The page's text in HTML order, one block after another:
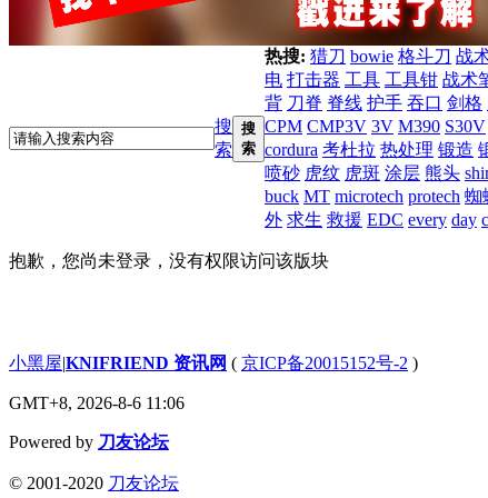
搜
索
搜
索
热搜: 猎刀 bowie 格斗刀 战
电 打击器 工具 工具钳 战术
背 刀脊 脊线 护手 吞口 剑格
CPM CMP3V 3V M390 S30V
cordura 考杜拉 热处理 锻造
喷砂 虎纹 虎斑 涂层 熊头
buck MT microtech protech 蜘
外 求生 救援 EDC every day
抱歉，您尚未登录，没有权限访问该版块
小黑屋|KNIFRIEND 资讯网 ( 京ICP备20015152号-2 )
GMT+8, 2026-8-6 11:06
Powered by 刀友论坛
© 2001-2020 刀友论坛